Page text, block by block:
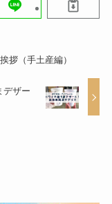
拶（手土産編）
デザー